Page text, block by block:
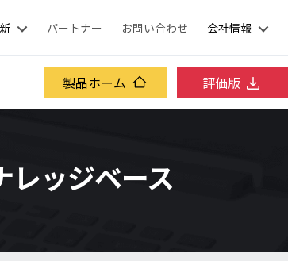
パートナー お問い合わせ 会社情報
製品ホーム 評価版
ッジベース